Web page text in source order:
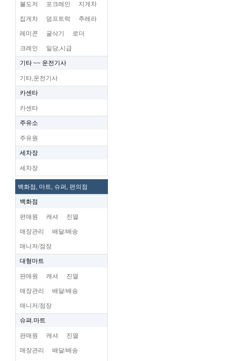
불도저 포크레인 지게차
집게차 덤프트럭 추레라
레미콘 굴삭기 로더
크레인 일당,시급
기타 ~~ 운전기사
기타,운전기사
카센타
카센타
주유소
주유원
세차장
세차장
백화점, 마트, 슈퍼, 편의점
백화점
편매원 캐셔 진열
매장관리 배달/배송
매니저/점장
대형마트
판매원 캐셔 진열
매장관리 배달/배송
매니저/점장
슈펴.마트
판매원 캐셔 진열
매장관리 배달/배송